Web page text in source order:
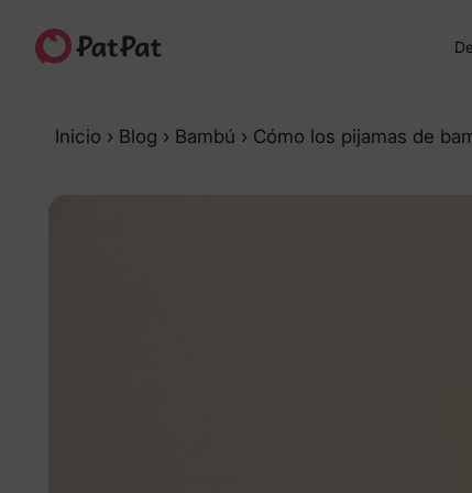
Inicio › Blog › Bambú › Cómo los pijamas de